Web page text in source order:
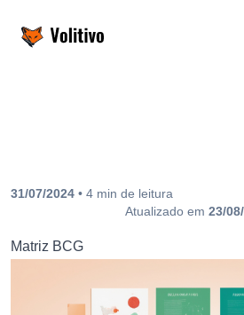
Volitivo
31/07/2024 • 4 min de leitura
Atualizado em 23/
Matriz BCG